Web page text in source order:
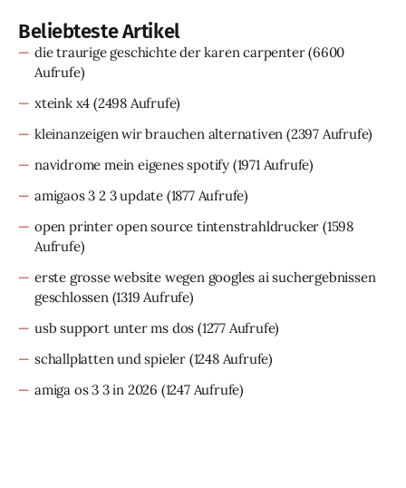
Beliebteste Artikel
die traurige geschichte der karen carpenter(6600
Aufrufe)
xteink x4 (2498 Aufrufe)
kleinanzeigen wir brauchen alternativen (2397 Aufrufe)
navidrome mein eigenes spotify (1971 Aufrufe)
amigaos 3 2 3 update (1877 Aufrufe)
open printer open source tintenstrahldrucker (1598
Aufrufe)
erste grosse website wegen googles ai suchergebnissen
geschlossen(1319 Aufrufe)
usb support unter ms dos (1277 Aufrufe)
schallplatten und spieler (1248 Aufrufe)
amiga os 3 3 in 2026 (1247 Aufrufe)